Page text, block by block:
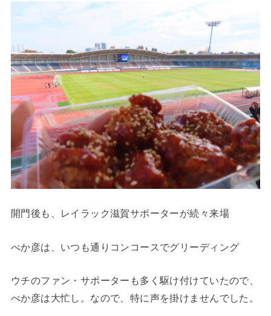
開門後も、レイラック滋賀サポーターが続々来場
べか彦は、いつも通りコンコースでグリーディング
ウチのファン・サポーターも多く駆け付けていたので、
べか彦は大忙し。なので、特に声を掛けませんでした。